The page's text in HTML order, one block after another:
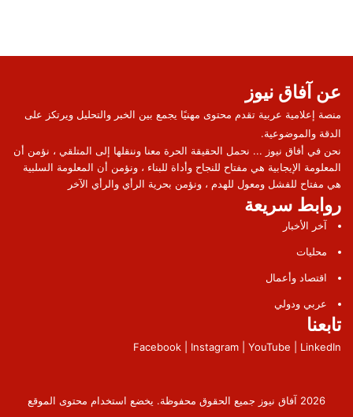
عن آفاق نيوز
منصة إعلامية عربية تقدم محتوى مهنيًا يجمع بين الخبر والتحليل ويرتكز على
الدقة والموضوعية.
نحن في أفاق نيوز ... نحمل الحقيقة الحرة معنا وننقلها إلى المتلقي ، نؤمن أن
المعلومة الإيجابية هي مفتاح للنجاح وأداة للبناء ، ونؤمن أن المعلومة السلبية
هي مفتاح للفشل ومعول للهدم ، ونؤمن بحرية الرأي والرأي الآخر
روابط سريعة
آخر الأخبار
محليات
اقتصاد وأعمال
عربي ودولي
تابعنا
Facebook | Instagram | YouTube | LinkedIn
2026 آفاق نيوز جميع الحقوق محفوظة. يخضع استخدام محتوى الموقع